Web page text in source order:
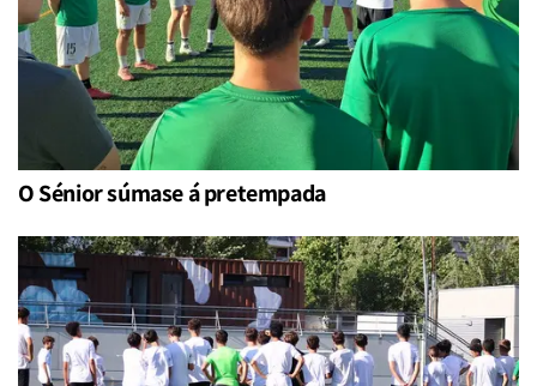
O Sénior súmase á pretempada